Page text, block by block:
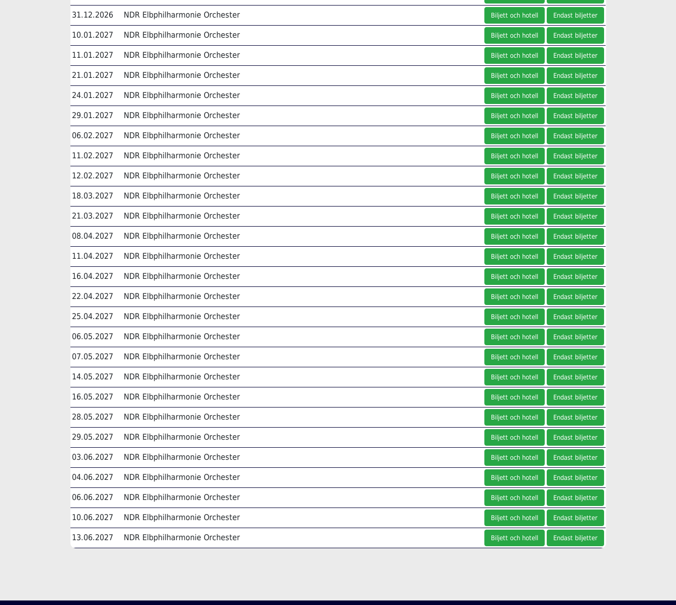
31.12.2026 NDR Elbphilharmonie Orchester Biljett och hotell Endast biljetter
10.01.2027 NDR Elbphilharmonie Orchester Biljett och hotell Endast biljetter
11.01.2027 NDR Elbphilharmonie Orchester Biljett och hotell Endast biljetter
21.01.2027 NDR Elbphilharmonie Orchester Biljett och hotell Endast biljetter
24.01.2027 NDR Elbphilharmonie Orchester Biljett och hotell Endast biljetter
29.01.2027 NDR Elbphilharmonie Orchester Biljett och hotell Endast biljetter
06.02.2027 NDR Elbphilharmonie Orchester Biljett och hotell Endast biljetter
11.02.2027 NDR Elbphilharmonie Orchester Biljett och hotell Endast biljetter
12.02.2027 NDR Elbphilharmonie Orchester Biljett och hotell Endast biljetter
18.03.2027 NDR Elbphilharmonie Orchester Biljett och hotell Endast biljetter
21.03.2027 NDR Elbphilharmonie Orchester Biljett och hotell Endast biljetter
08.04.2027 NDR Elbphilharmonie Orchester Biljett och hotell Endast biljetter
11.04.2027 NDR Elbphilharmonie Orchester Biljett och hotell Endast biljetter
16.04.2027 NDR Elbphilharmonie Orchester Biljett och hotell Endast biljetter
22.04.2027 NDR Elbphilharmonie Orchester Biljett och hotell Endast biljetter
25.04.2027 NDR Elbphilharmonie Orchester Biljett och hotell Endast biljetter
06.05.2027 NDR Elbphilharmonie Orchester Biljett och hotell Endast biljetter
07.05.2027 NDR Elbphilharmonie Orchester Biljett och hotell Endast biljetter
14.05.2027 NDR Elbphilharmonie Orchester Biljett och hotell Endast biljetter
16.05.2027 NDR Elbphilharmonie Orchester Biljett och hotell Endast biljetter
28.05.2027 NDR Elbphilharmonie Orchester Biljett och hotell Endast biljetter
29.05.2027 NDR Elbphilharmonie Orchester Biljett och hotell Endast biljetter
03.06.2027 NDR Elbphilharmonie Orchester Biljett och hotell Endast biljetter
04.06.2027 NDR Elbphilharmonie Orchester Biljett och hotell Endast biljetter
06.06.2027 NDR Elbphilharmonie Orchester Biljett och hotell Endast biljetter
10.06.2027 NDR Elbphilharmonie Orchester Biljett och hotell Endast biljetter
13.06.2027 NDR Elbphilharmonie Orchester Biljett och hotell Endast biljetter